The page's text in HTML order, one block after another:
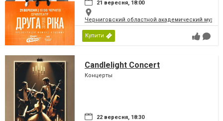
21 вересня, 18:00
Черниговский областной академический
Купити
Candlelight Concert
Концерты
22 вересня, 18:30